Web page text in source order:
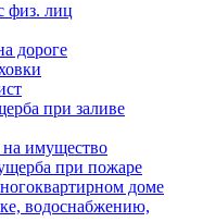
физ. лиц
дороге
при заливе
на имущество
при пожаре
доме
водоснабжению,